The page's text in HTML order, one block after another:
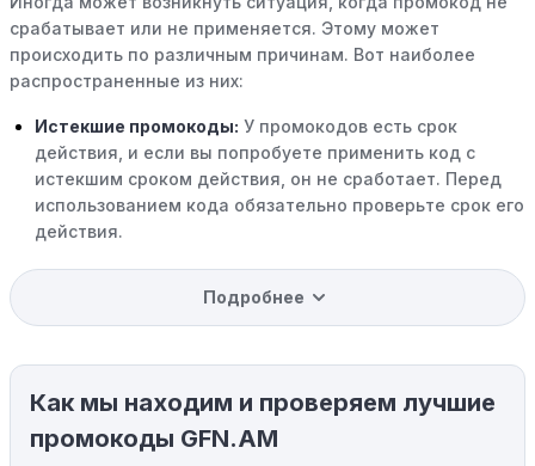
срабатывает или не применяется. Этому может
происходить по различным причинам. Вот наиболее
распространенные из них:
Истекшие промокоды: У промокодов есть срок
действия, и если вы попробуете применить код с
истекшим сроком действия, он не сработает. Перед
использованием кода обязательно проверьте срок его
действия.
Уже со скидкой:В некоторых случаях интересующий
вас товар может быть уже со скидкой. Некоторые
магазины предлагают скидки и акции напрямую, без
Ограничения на использование промокода:
Некоторые промокоды распространяются только на
определенные товары, бренды или категории. Если вы
Подробнее
Как мы находим и проверяем лучшие
промокоды GFN.AM